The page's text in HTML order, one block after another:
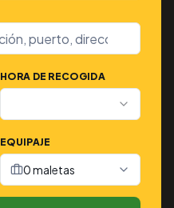
HORA DE RECOGIDA
EQUIPAJE
0 maletas